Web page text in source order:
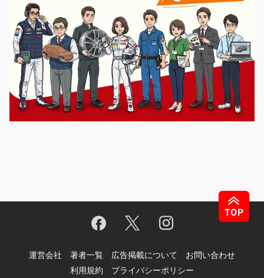
運営会社 著者一覧 広告掲載について
お問い合わせ
利用規約
プライバシーポリシー